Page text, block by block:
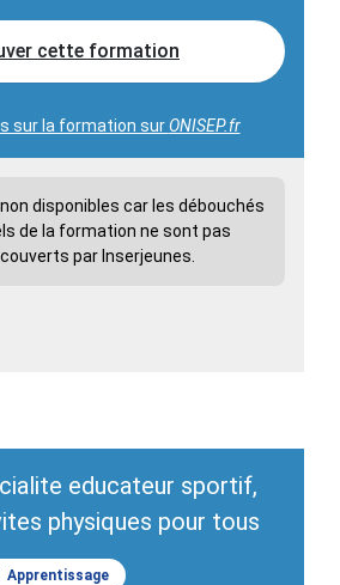
cette formation
sur la formation surONISEP.fr
disponibles car les débouchés
de la formation ne sont pas
par Inserjeunes.
educateur sportif,
physiques pour tous
Apprentissage